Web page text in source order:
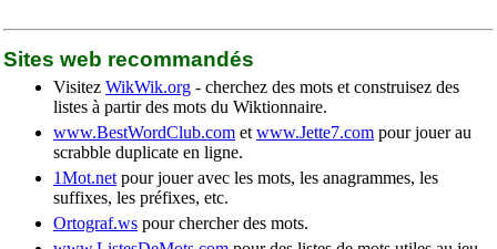
Sites web recommandés
Visitez WikWik.org - cherchez des mots et construisez des
listes à partir des mots du Wiktionnaire.
www.BestWordClub.com et www.Jette7.com pour jouer au
scrabble duplicate en ligne.
1Mot.net pour jouer avec les mots, les anagrammes, les
suffixes, les préfixes, etc.
Ortograf.ws pour chercher des mots.